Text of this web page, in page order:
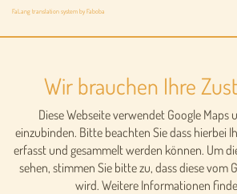
FaLang translation system by Faboba
Wir brauchen Ihre
Diese Webseite verwendet Google Maps
einzubinden. Bitte beachten Sie dass hierbei
erfasst und gesammelt werden können. Um
sehen, stimmen Sie bitte zu, dass diese vom
wird. Weitere Informationen